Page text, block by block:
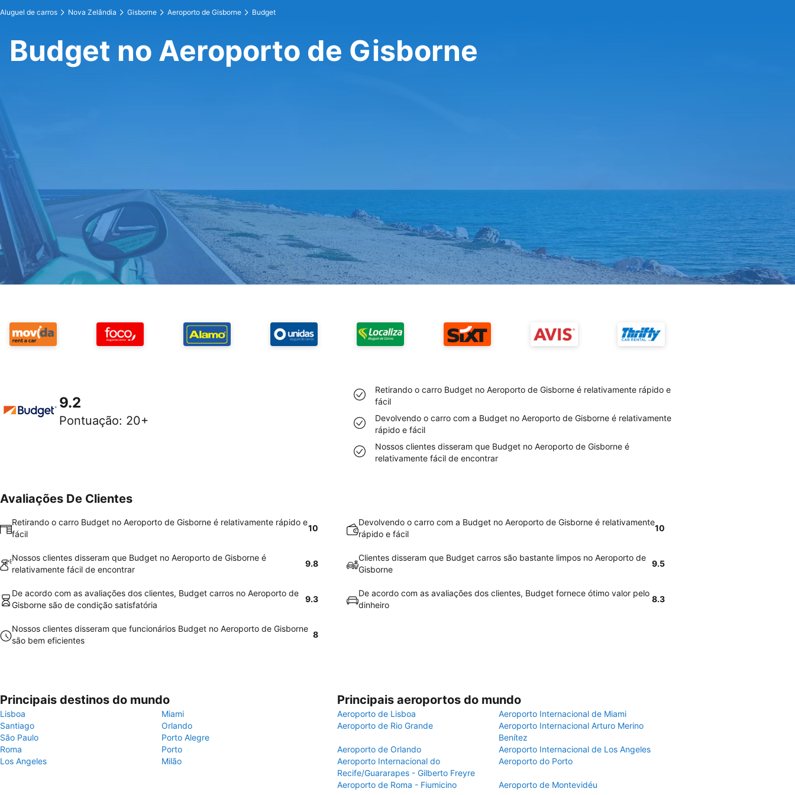
Aluguel de carros Nova Zelândia Gisborne Aeroporto de Gisborne Budget
Budget no Aeroporto de Gisborne
9.2
Pontuação: 20+
Retirando o carro Budget no Aeroporto de Gisborne é relativamente rápido e
fácil
Devolvendo o carro com a Budget no Aeroporto de Gisborne é relativamente
rápido e fácil
Nossos clientes disseram que Budget no Aeroporto de Gisborne é
relativamente fácil de encontrar
Avaliações De Clientes
Retirando o carro Budget no Aeroporto de Gisborne é relativamente rápido e
fácil
10
Devolvendo o carro com a Budget no Aeroporto de Gisborne é relativamente
rápido e fácil
10
Nossos clientes disseram que Budget no Aeroporto de Gisborne é
relativamente fácil de encontrar
9.8
Clientes disseram que Budget carros são bastante limpos no Aeroporto de
Gisborne
9.5
De acordo com as avaliações dos clientes, Budget carros no Aeroporto de
Gisborne são de condição satisfatória
9.3
De acordo com as avaliações dos clientes, Budget fornece ótimo valor pelo
dinheiro
8.3
Nossos clientes disseram que funcionários Budget no Aeroporto de Gisborne
são bem eficientes
8
Principais destinos do mundo
Lisboa
Miami
Santiago
Orlando
São Paulo
Porto Alegre
Roma
Porto
Los Angeles
Milão
Principais aeroportos do mundo
Aeroporto de Lisboa
Aeroporto Internacional de Miami
Aeroporto de Rio Grande
Aeroporto Internacional Arturo Merino
Benítez
Aeroporto de Orlando
Aeroporto Internacional de Los Angeles
Aeroporto Internacional do
Recife/Guararapes - Gilberto Freyre
Aeroporto do Porto
Aeroporto de Roma - Fiumicino Aeroporto de Montevidéu